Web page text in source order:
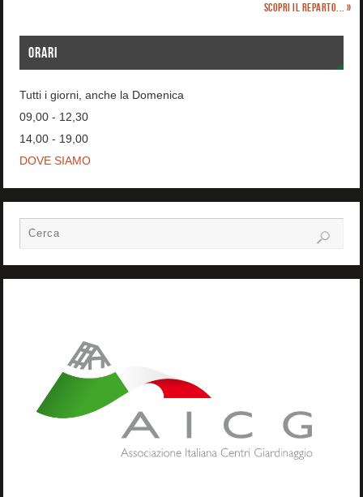
Scopri il reparto... »
ORARI
Tutti i giorni, anche la Domenica
09,00 - 12,30
14,00 - 19,00
DOVE SIAMO